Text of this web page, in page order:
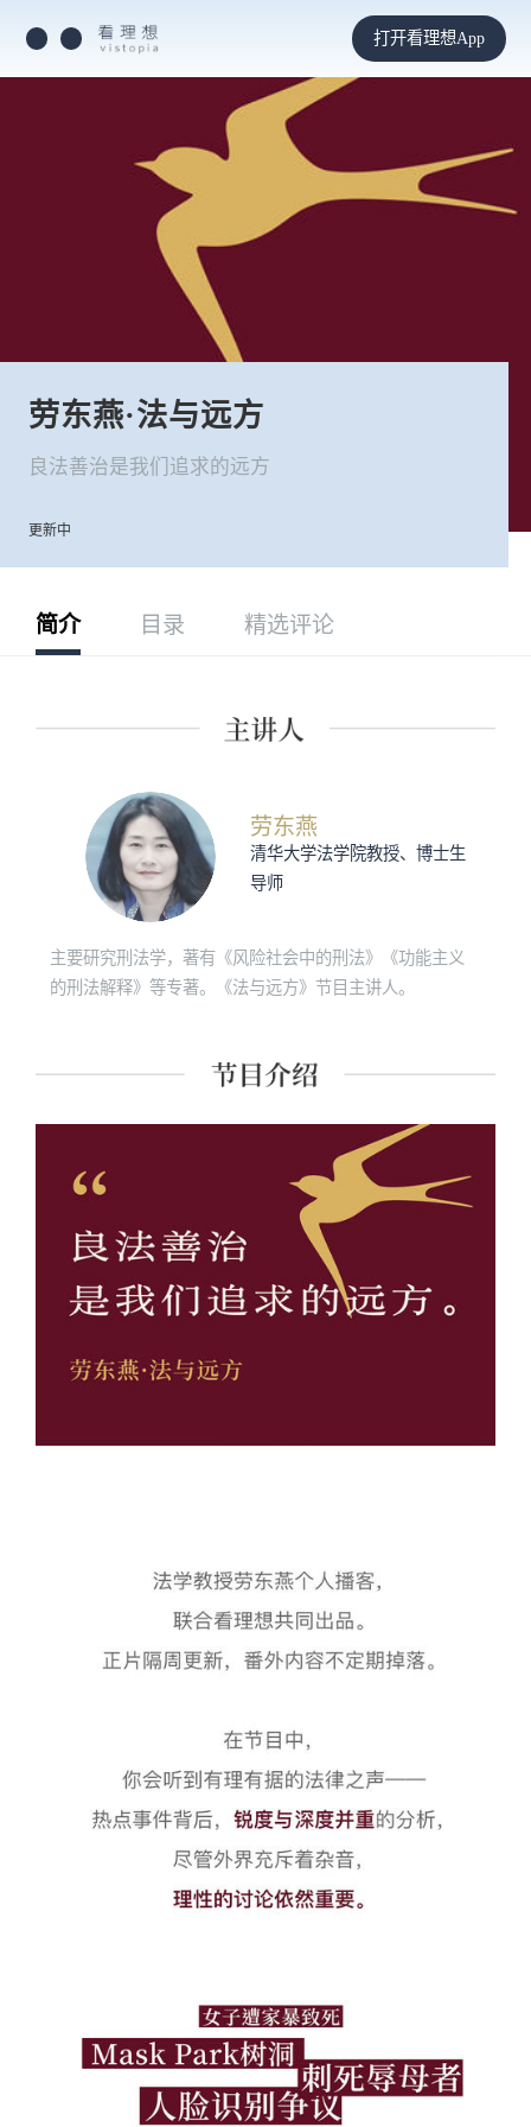
打开看理想App
劳东燕·法与远方
良法善治是我们追求的远方
更新中
简介 目录 精选评论
劳东燕
清华大学法学院教授、博士生
导师
主要研究刑法学，著有《风险社会中的刑法》《功能主义
的刑法解释》等专著。《法与远方》节目主讲人。